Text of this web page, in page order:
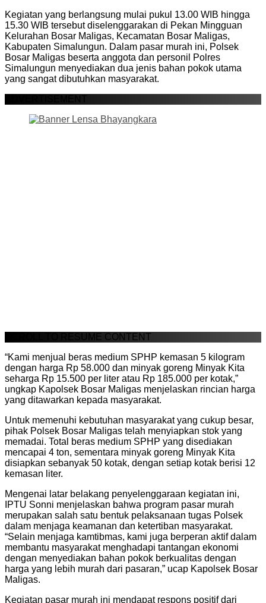
Kegiatan yang berlangsung mulai pukul 13.00 WIB hingga
15.30 WIB tersebut diselenggarakan di Pekan Mingguan
Kelurahan Bosar Maligas, Kecamatan Bosar Maligas,
Kabupaten Simalungun. Dalam pasar murah ini, Polsek
Bosar Maligas beserta anggota dan personil Polres
Simalungun menyediakan dua jenis bahan pokok utama
yang sangat dibutuhkan masyarakat.
ADVERTISEMENT
SCROLL TO RESUME CONTENT
“Kami menjual beras medium SPHP kemasan 5 kilogram
dengan harga Rp 58.000 dan minyak goreng Minyak Kita
seharga Rp 15.500 per liter atau Rp 185.000 per kotak,”
ungkap Kapolsek Bosar Maligas menjelaskan rincian harga
yang ditawarkan kepada masyarakat.
Untuk memenuhi kebutuhan masyarakat yang cukup besar,
pihak Polsek Bosar Maligas telah menyiapkan stok yang
memadai. Total beras medium SPHP yang disediakan
mencapai 4 ton, sementara minyak goreng Minyak Kita
disiapkan sebanyak 50 kotak, dengan setiap kotak berisi 12
kemasan liter.
Mengenai latar belakang penyelenggaraan kegiatan ini,
IPTU Sonni menjelaskan bahwa program pasar murah
merupakan salah satu bentuk pelaksanaan tugas Polsek
dalam menjaga keamanan dan ketertiban masyarakat.
“Selain menjaga kamtibmas, kami juga berperan aktif dalam
membantu masyarakat menghadapi tantangan ekonomi
dengan menyediakan bahan pokok berkualitas dengan
harga yang lebih murah dari pasaran,” ucap Kapolsek Bosar
Maligas.
Kegiatan pasar murah ini mendapat respons positif dari